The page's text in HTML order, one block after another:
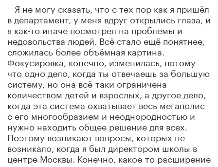
– Я не могу сказать, что с тех пор как я пришёл
в департамент, у меня вдруг открылись глаза, и
я как-то иначе посмотрел на проблемы и
недовольства людей. Всё стало ещё понятнее,
сложилась более объёмная картина.
Фокусировка, конечно, изменилась, потому
что одно дело, когда ты отвечаешь за большую
систему, но она всё-таки ограничена
количеством детей и взрослых, а другое дело,
когда эта система охватывает весь мегаполис
с его многообразием и неоднородностью и
нужно находить общее решение для всех.
Поэтому возникают вопросы, которых не
возникало, когда я был директором школы в
центре Москвы. Конечно, какое-то расширение